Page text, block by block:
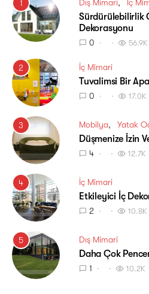
1 Dış Mimari İç
Sürdürülebilirlik
Dekorasyonu
0 56.9K
2 İç Mimari
Tuvalimsi Bir
0 17.0K
3 Mobilya Yatak
Düşmenize İzin
4 12.7K
4 İç Mimari
Etkileyici İç
2 10.8K
5 Dış Mimari
Daha Çok
1 10.2K